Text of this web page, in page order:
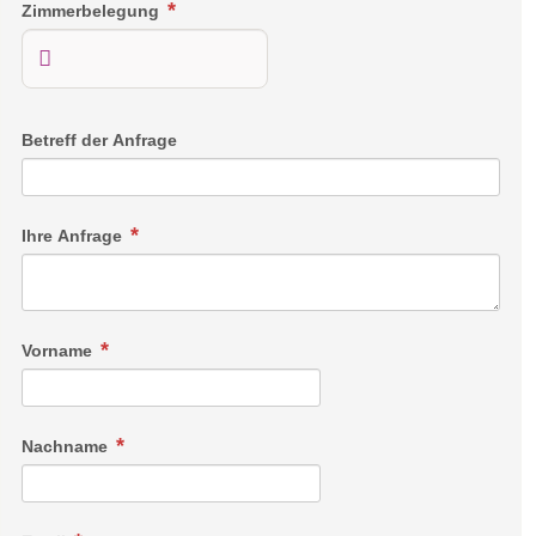
Griesbachklamm ist ohne Zweifel das Top-Wanderziel
unserer Region. Klares Wasser sowie romantische Ein- und
Ausblicke bietet das Naturerlebnis in Erpfendorf. Die Wege
natürliche Wegführung angelegt. Der Parkplatz, von dem die
nach der Ortsausfahrt von Erpfendorf auf der rechten Seite,
direkt neben der Straße.
Stammgäste der Griesbachklamm bieten wir ein
Zimmerbelegung
Betreff der Anfrage
Ihre Anfrage
Vorname
Nachname